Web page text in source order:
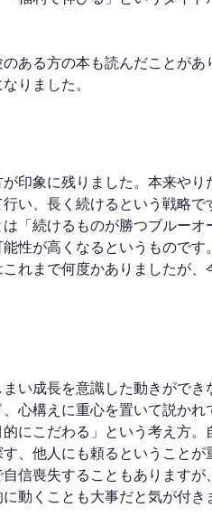
ある方の本も読んだことがあ
りました。
印象に残りました。本来や
い、長く続けるという戦略で
「続けるものが勝つブルーオ
性が高くなるというものです
れまで何度かありましたが、
い成長を意識した動きができ
心構えに重心を置いて説かれ
にこだわる」という考え方。
、他人にも頼るということが
信喪失することもありますが
動くことも大事だと気が付き